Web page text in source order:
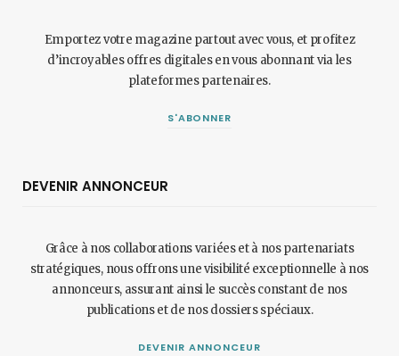
Emportez votre magazine partout avec vous, et profitez
d’incroyables offres digitales en vous abonnant via les
plateformes partenaires.
S'ABONNER
DEVENIR ANNONCEUR
Grâce à nos collaborations variées et à nos partenariats
stratégiques, nous offrons une visibilité exceptionnelle à nos
annonceurs, assurant ainsi le succès constant de nos
publications et de nos dossiers spéciaux.
DEVENIR ANNONCEUR